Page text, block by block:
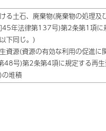
る土石、廃棄物(廃棄物の処理及
45年法律第137号)第2条第1項に
下同じ。)
資源(資源の有効な利用の促進に
48号)第2条第4項に規定する再
堆積